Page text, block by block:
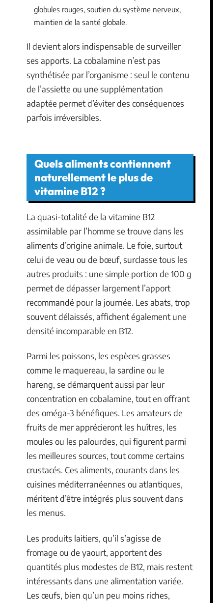
globules rouges, soutien du système nerveux,
maintien de la santé globale.
Il devient alors indispensable de surveiller
ses apports. La cobalamine n’est pas
synthétisée par l’organisme : seul le contenu
de l’assiette ou une supplémentation
adaptée permet d’éviter des conséquences
parfois irréversibles.
Quels aliments contiennent
naturellement le plus de
vitamine B12 ?
La quasi-totalité de la vitamine B12
assimilable par l’homme se trouve dans les
aliments d’origine animale. Le foie, surtout
celui de veau ou de bœuf, surclasse tous les
autres produits : une simple portion de 100 g
permet de dépasser largement l’apport
recommandé pour la journée. Les abats, trop
souvent délaissés, affichent également une
densité incomparable en B12.
Parmi les poissons, les espèces grasses
comme le maquereau, la sardine ou le
hareng, se démarquent aussi par leur
concentration en cobalamine, tout en offrant
des oméga-3 bénéfiques. Les amateurs de
fruits de mer apprécieront les huîtres, les
moules ou les palourdes, qui figurent parmi
les meilleures sources, tout comme certains
crustacés. Ces aliments, courants dans les
cuisines méditerranéennes ou atlantiques,
méritent d’être intégrés plus souvent dans
les menus.
Les produits laitiers, qu’il s’agisse de
fromage ou de yaourt, apportent des
quantités plus modestes de B12, mais restent
intéressants dans une alimentation variée.
Les œufs, bien qu’un peu moins riches,